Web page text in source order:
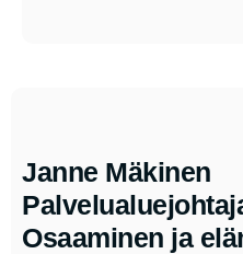
Janne Mäkinen
Osaaminen ja